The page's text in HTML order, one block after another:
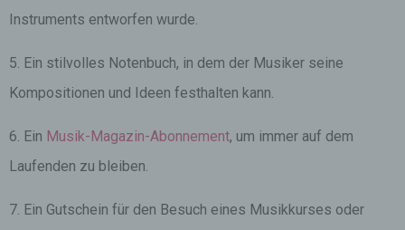
Instruments entworfen wurde.
5. Ein stilvolles Notenbuch, in dem der Musiker seine
Kompositionen und Ideen festhalten kann.
6. Ein Musik-Magazin-Abonnement, um immer auf dem
Laufenden zu bleiben.
7. Ein Gutschein für den Besuch eines Musikkurses oder